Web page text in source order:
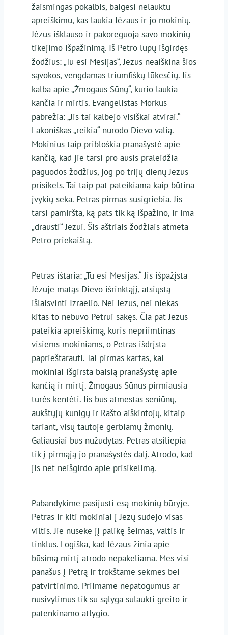
žaismingas pokalbis, baigėsi nelauktu
apreiškimu, kas laukia Jėzaus ir jo mokinių.
Jėzus išklauso ir pakoreguoja savo mokinių
tikėjimo išpažinimą. Iš Petro lūpų išgirdęs
žodžius: „Tu esi Mesijas“, Jėzus neaiškina šios
sąvokos, vengdamas triumfiškų lūkesčių. Jis
kalba apie „Žmogaus Sūnų“, kurio laukia
kančia ir mirtis. Evangelistas Morkus
pabrėžia: „Jis tai kalbėjo visiškai atvirai.“
Lakoniškas „reikia“ nurodo Dievo valią.
Mokinius taip pribloškia pranašystė apie
kančią, kad jie tarsi pro ausis praleidžia
paguodos žodžius, jog po trijų dienų Jėzus
prisikels. Tai taip pat pateikiama kaip būtina
įvykių seka. Petras pirmas susigriebia. Jis
tarsi pamiršta, ką pats tik ką išpažino, ir ima
„drausti“ Jėzui. Šis aštriais žodžiais atmeta
Petro priekaištą.
Petras ištaria: „Tu esi Mesijas.“ Jis išpažįsta
Jėzuje matąs Dievo išrinktąjį, atsiųstą
išlaisvinti Izraelio. Nei Jėzus, nei niekas
kitas to nebuvo Petrui sakęs. Čia pat Jėzus
pateikia apreiškimą, kuris nepriimtinas
visiems mokiniams, o Petras išdrįsta
paprieštarauti. Tai pirmas kartas, kai
mokiniai išgirsta baisią pranašystę apie
kančią ir mirtį. Žmogaus Sūnus pirmiausia
turės kentėti. Jis bus atmestas seniūnų,
aukštųjų kunigų ir Rašto aiškintojų, kitaip
tariant, visų tautoje gerbiamų žmonių.
Galiausiai bus nužudytas. Petras atsiliepia
tik į pirmąją jo pranašystės dalį. Atrodo, kad
jis net neišgirdo apie prisikėlimą.
Pabandykime pasijusti esą mokinių būryje.
Petras ir kiti mokiniai į Jėzų sudėjo visas
viltis. Jie nusekė jį palikę šeimas, valtis ir
tinklus. Logiška, kad Jėzaus žinia apie
būsimą mirtį atrodo nepakeliama. Mes visi
panašūs į Petrą ir trokštame sėkmės bei
patvirtinimo. Priimame nepatogumus ar
nusivylimus tik su sąlyga sulaukti greito ir
patenkinamo atlygio.